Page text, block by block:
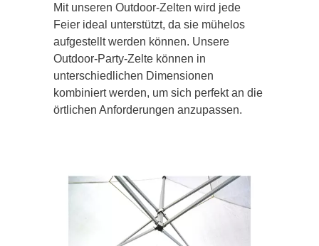
Mit unseren Outdoor-Zelten wird jede
Feier ideal unterstützt, da sie mühelos
aufgestellt werden können. Unsere
Outdoor-Party-Zelte können in
unterschiedlichen Dimensionen
kombiniert werden, um sich perfekt an die
örtlichen Anforderungen anzupassen.